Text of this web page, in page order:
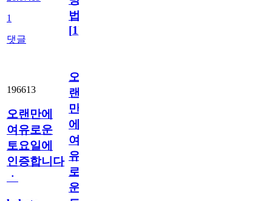
1
댓글
법
[1]
196613
오랜만에
여유로운
토요일에
인증합니다
ㆍ
오
랜
만
에
여
유
로
운